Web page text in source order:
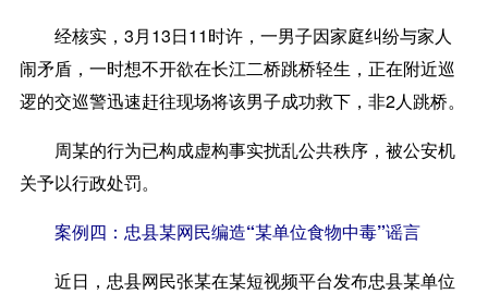
经核实，3月13日11时许，一男子因家庭纠纷与家人
闹矛盾，一时想不开欲在长江二桥跳桥轻生，正在附近巡
逻的交巡警迅速赶往现场将该男子成功救下，非2人跳桥。
周某的行为已构成虚构事实扰乱公共秩序，被公安机
关予以行政处罚。
案例四：忠县某网民编造“某单位食物中毒”谣言
近日，忠县网民张某在某短视频平台发布忠县某单位